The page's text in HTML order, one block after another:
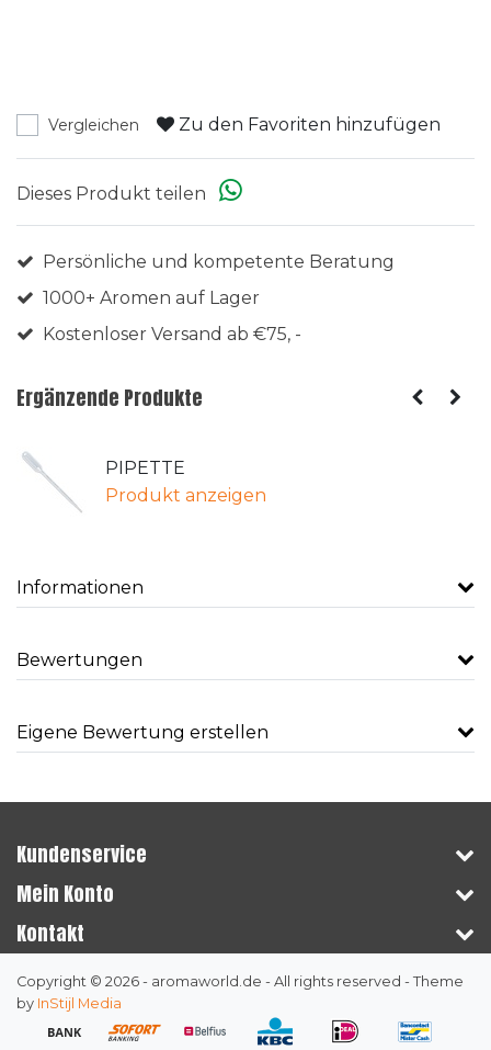
Vergleichen Zu den Favoriten hinzufügen
Dieses Produkt teilen
Persönliche und kompetente Beratung
1000+ Aromen auf Lager
Kostenloser Versand ab €75, -
Ergänzende Produkte
PIPETTE
Produkt anzeigen
Informationen
Bewertungen
Eigene Bewertung erstellen
Kundenservice
Mein Konto
Kontakt
Copyright © 2026 - aromaworld.de - All rights reserved - Theme
by InStijl Media